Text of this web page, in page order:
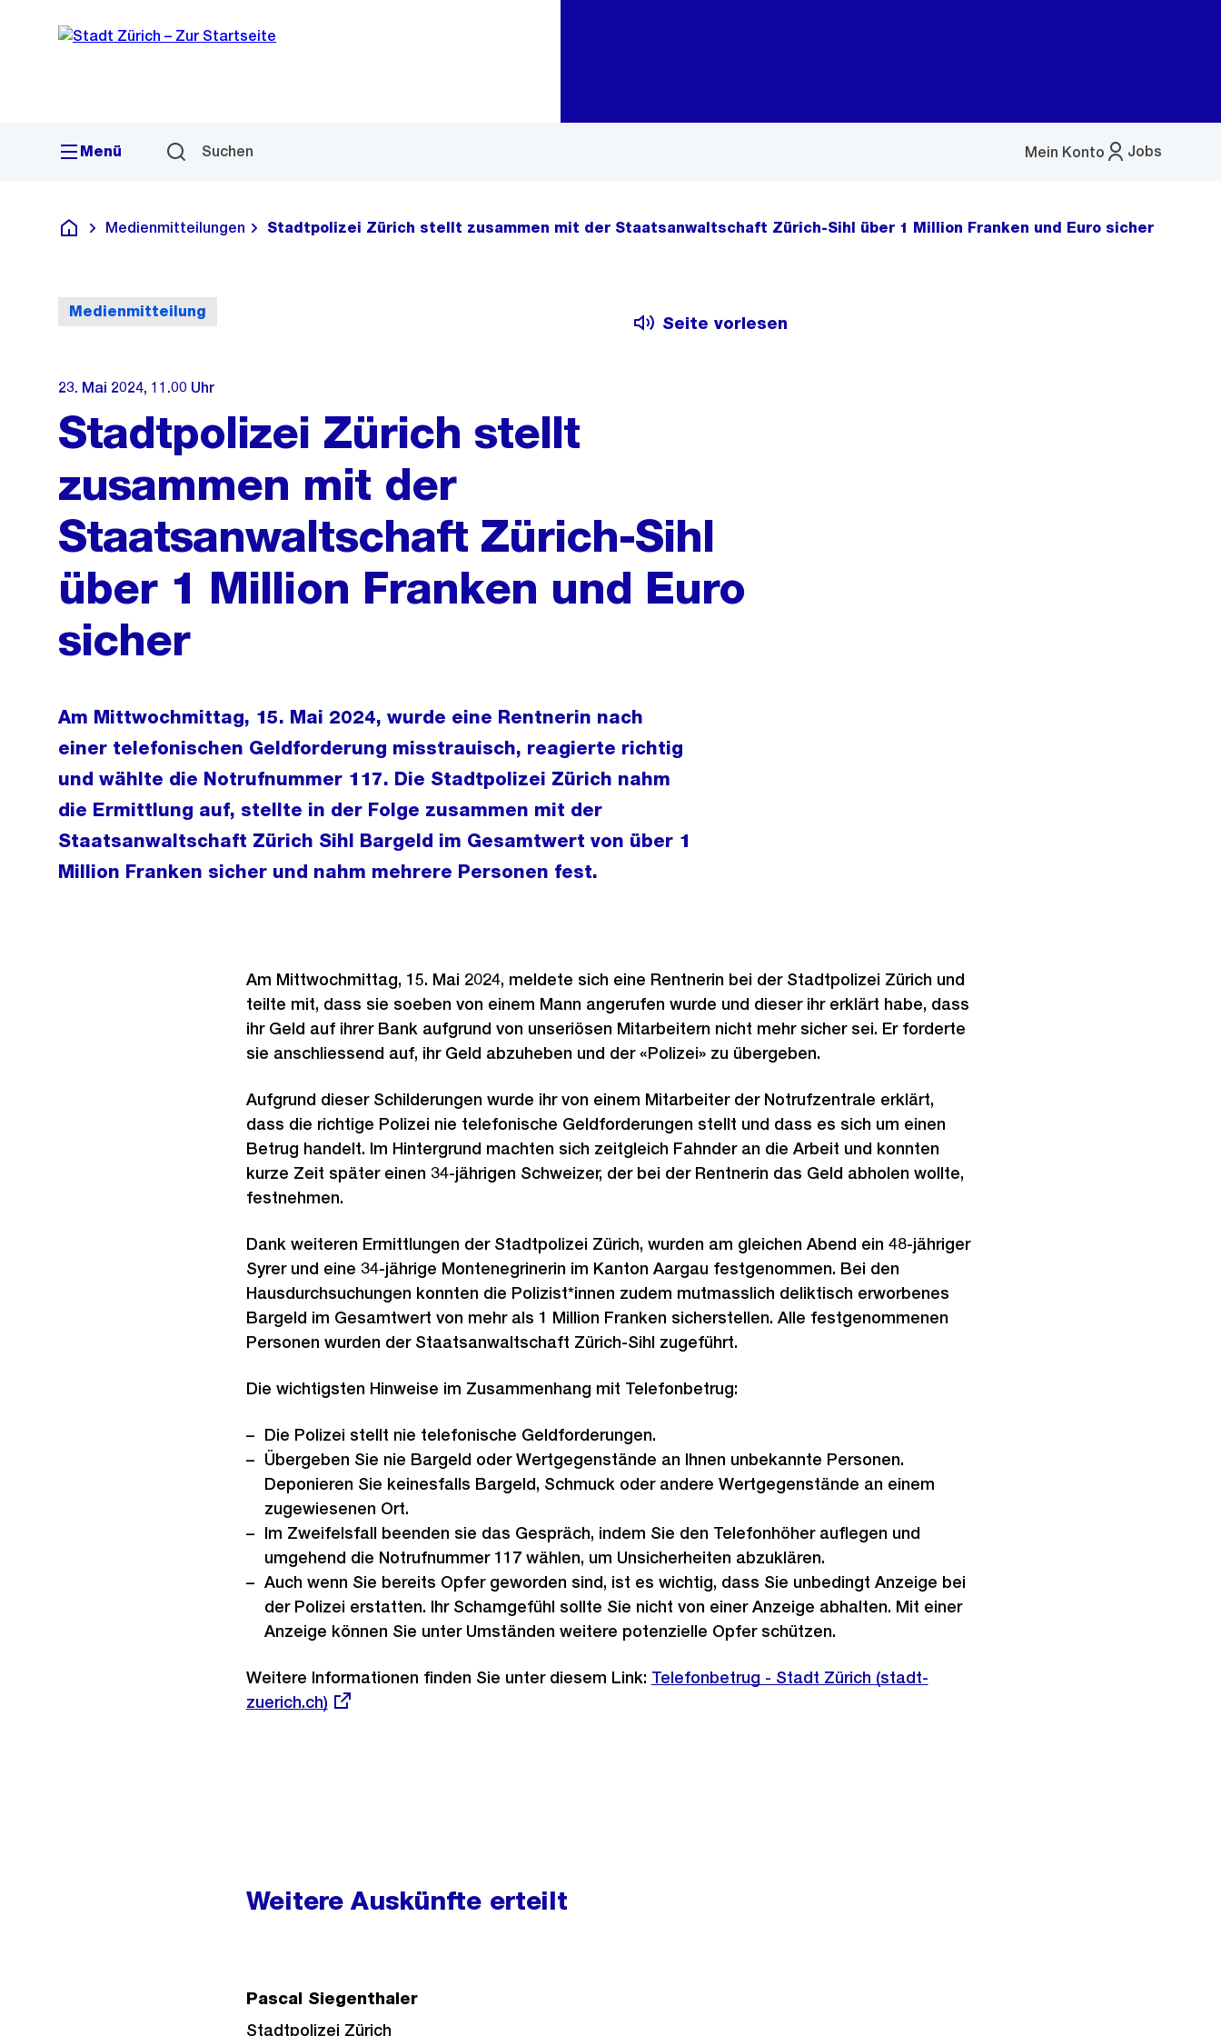
Navigation
Sprunglink
Menü Suchen Jobs
Mein Konto
Menü
Deutsch
Medienmitteilungen Stadtpolizei Zürich stellt zusammen mit der Staatsanwaltschaft Zürich-Sihl über 1 Million Franken und Euro sicher
Medienmitteilung
Seite vorlesen
23. Mai 2024, 11.00 Uhr
Stadtpolizei Zürich stellt
zusammen mit der
Staatsanwaltschaft Zürich-Sihl
über 1 Million Franken und Euro
sicher
Am Mittwochmittag, 15. Mai 2024, wurde eine Rentnerin nach
einer telefonischen Geldforderung misstrauisch, reagierte richtig
und wählte die Notrufnummer 117. Die Stadtpolizei Zürich nahm
die Ermittlung auf, stellte in der Folge zusammen mit der
Staatsanwaltschaft Zürich Sihl Bargeld im Gesamtwert von über 1
Million Franken sicher und nahm mehrere Personen fest.
Am Mittwochmittag, 15. Mai 2024, meldete sich eine Rentnerin bei der Stadtpolizei Zürich und
teilte mit, dass sie soeben von einem Mann angerufen wurde und dieser ihr erklärt habe, dass
ihr Geld auf ihrer Bank aufgrund von unseriösen Mitarbeitern nicht mehr sicher sei. Er forderte
sie anschliessend auf, ihr Geld abzuheben und der «Polizei» zu übergeben.
Aufgrund dieser Schilderungen wurde ihr von einem Mitarbeiter der Notrufzentrale erklärt,
dass die richtige Polizei nie telefonische Geldforderungen stellt und dass es sich um einen
Betrug handelt. Im Hintergrund machten sich zeitgleich Fahnder an die Arbeit und konnten
kurze Zeit später einen 34-jährigen Schweizer, der bei der Rentnerin das Geld abholen wollte,
festnehmen.
Dank weiteren Ermittlungen der Stadtpolizei Zürich, wurden am gleichen Abend ein 48-jähriger
Syrer und eine 34-jährige Montenegrinerin im Kanton Aargau festgenommen. Bei den
Hausdurchsuchungen konnten die Polizist*innen zudem mutmasslich deliktisch erworbenes
Bargeld im Gesamtwert von mehr als 1 Million Franken sicherstellen. Alle festgenommenen
Personen wurden der Staatsanwaltschaft Zürich-Sihl zugeführt.
Die wichtigsten Hinweise im Zusammenhang mit Telefonbetrug:
Die Polizei stellt nie telefonische Geldforderungen.
Übergeben Sie nie Bargeld oder Wertgegenstände an Ihnen unbekannte Personen.
Deponieren Sie keinesfalls Bargeld, Schmuck oder andere Wertgegenstände an einem
zugewiesenen Ort.
Im Zweifelsfall beenden sie das Gespräch, indem Sie den Telefonhöher auflegen und
umgehend die Notrufnummer 117 wählen, um Unsicherheiten abzuklären.
Auch wenn Sie bereits Opfer geworden sind, ist es wichtig, dass Sie unbedingt Anzeige bei
der Polizei erstatten. Ihr Schamgefühl sollte Sie nicht von einer Anzeige abhalten. Mit einer
Anzeige können Sie unter Umständen weitere potenzielle Opfer schützen.
Weitere Informationen finden Sie unter diesem Link: Externer
Telefonbetrug - Stadt Zürich (stadt-
zuerich.ch)
Weitere Auskünfte erteilt
Pascal Siegenthaler
Stadtpolizei Zürich